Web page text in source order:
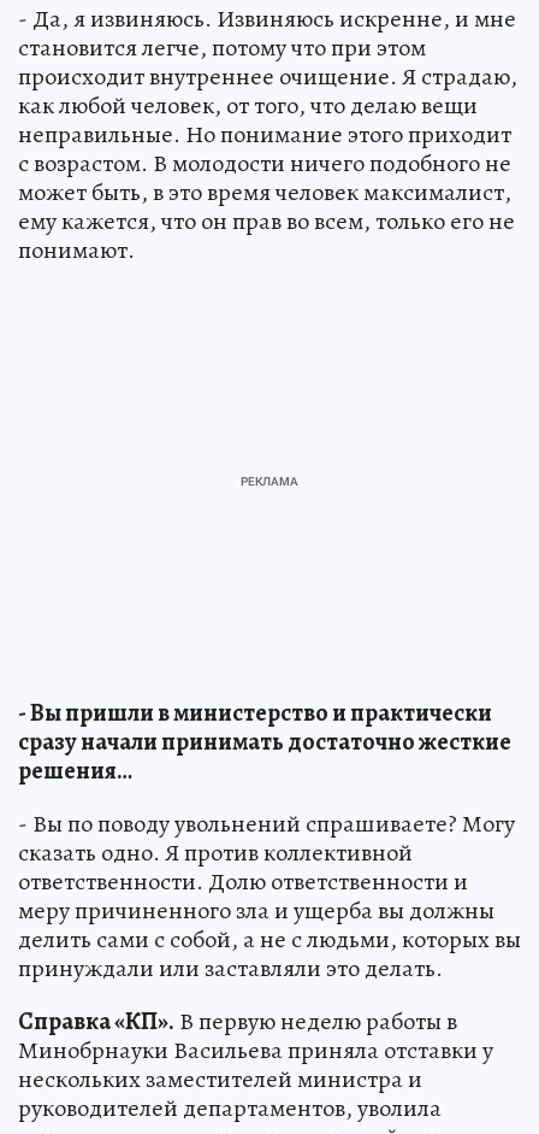
- Да, я извиняюсь. Извиняюсь искренне, и мне
становится легче, потому что при этом
происходит внутреннее очищение. Я страдаю,
как любой человек, от того, что делаю вещи
неправильные. Но понимание этого приходит
с возрастом. В молодости ничего подобного не
может быть, в это время человек максималист,
ему кажется, что он прав во всем, только его не
понимают.
- Вы пришли в министерство и практически
сразу начали принимать достаточно жесткие
решения…
- Вы по поводу увольнений спрашиваете? Могу
сказать одно. Я против коллективной
ответственности. Долю ответственности и
меру причиненного зла и ущерба вы должны
делить сами с собой, а не с людьми, которых вы
принуждали или заставляли это делать.
Справка «КП». В первую неделю работы в
Минобрнауки Васильева приняла отставки у
нескольких заместителей министра и
руководителей департаментов, уволила